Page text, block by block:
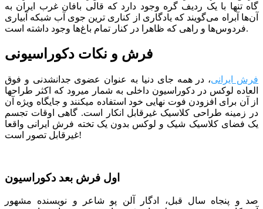
‌گاه تنها با یک ردیف گره وجود دارد که قالی بافان غرب ایران به
آن‌ها آبراه می‌گویند که یادگاری از کناری ترین جوی آب شبکه‌ آبیاری
فردوس‌ها و راهی که ظاهرا در کنار تمام باغ‌ها وجود داشته است.
فرش و نکات دکوراسیونی
فرش ایرانی، در همه جای دنیا به عنوان عضوی جدانشدنی و فوق
العاده لوکس در دکوراسیون داخلی به شمار میرود که اکثر طراح­ها
از آن برای افزودن فوت نهایی خود استفاده می­کنند و جایگاه ویژه آن
در زمینه طراحی کلاسیک غیرقابل انکار است. گاهی اوقات تجسم
یک فضای کلاسیک شیک و لوکس بدون یک تخته فرش ایرانی واقعا
غیرقابل تصور است!
اول فرش بعد دکوراسیون
صد و پنجاه سال قبل، ادگار آلن پو شاعر و نویسنده مشهور